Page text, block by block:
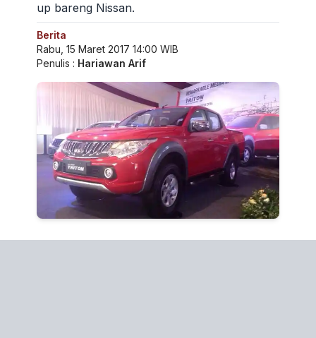
up bareng Nissan.
Berita
Rabu, 15 Maret 2017 14:00 WIB
Penulis : Hariawan Arif